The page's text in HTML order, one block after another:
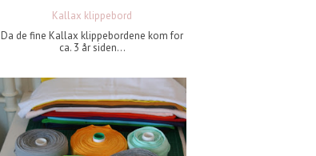
Kallax klippebord
Da de fine Kallax klippebordene kom for
ca. 3 år siden...